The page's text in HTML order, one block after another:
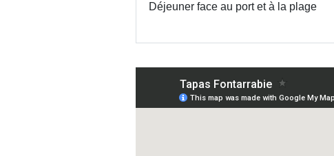
Déjeuner face au port et à la plage